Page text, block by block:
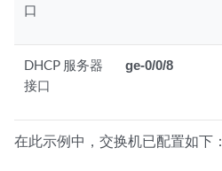
口
DHCP 服务器
接口
ge-0/0/8
在此示例中，交换机已配置如下：